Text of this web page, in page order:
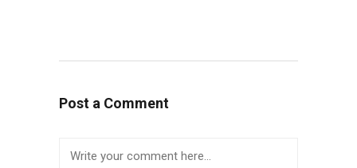
Post a Comment